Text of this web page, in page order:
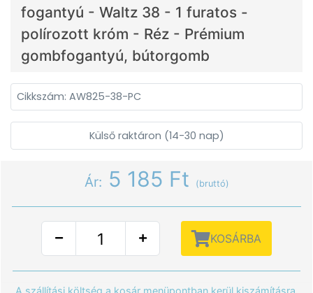
fogantyú - Waltz 38 - 1 furatos -
polírozott króm - Réz - Prémium
gombfogantyú, bútorgomb
Cikkszám: AW825-38-PC
Külső raktáron (14-30 nap)
Ár: 5 185 Ft (bruttó)
KOSÁRBA
A szállítási költség a kosár menüpontban kerül kiszámításra.